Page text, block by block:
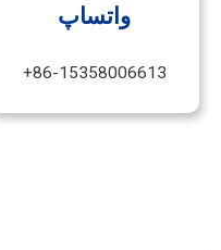
واتساپ
‎+86-15358006613‎